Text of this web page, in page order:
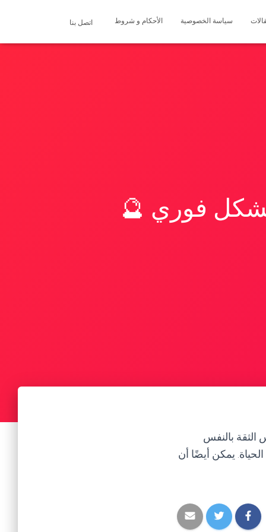
سياسة الخصوصية الأحكام و شروط اتصل بنا
فوري 🔮
بالنفس
يمكن أيضًا أن